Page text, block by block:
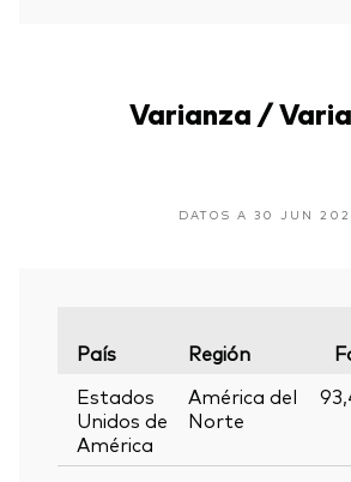
Varianza /
DATOS A 30 JUN
País Región
Estados
Unidos de
América
América del
Norte